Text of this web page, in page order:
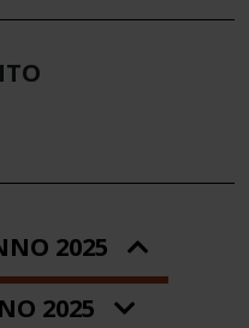
2025
2025